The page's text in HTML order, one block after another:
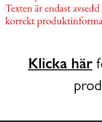
Klicka här